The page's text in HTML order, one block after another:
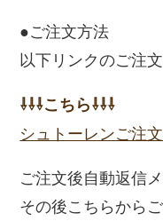
●ご注文方法
以下リンクのご注
⇩⇩⇩こちら⇩⇩⇩
シュトーレンご注
ご注文後自動返信
その後こちらから